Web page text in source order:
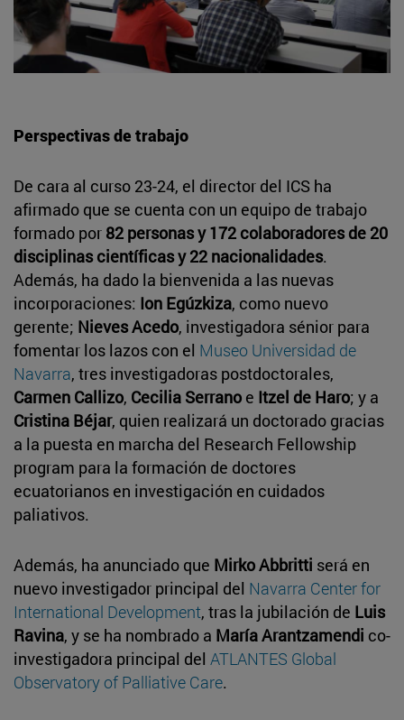
Perspectivas de trabajo
De cara al curso 23-24, el director del ICS ha
afirmado que se cuenta con un equipo de trabajo
formado por 82 personas y 172 colaboradores de 20
disciplinas científicas y 22 nacionalidades.
Además, ha dado la bienvenida a las nuevas
incorporaciones: Ion Egúzkiza, como nuevo
gerente; Nieves Acedo, investigadora sénior para
fomentar los lazos con el Museo Universidad de
Navarra, tres investigadoras postdoctorales,
Carmen Callizo, Cecilia Serrano e Itzel de Haro; y a
Cristina Béjar, quien realizará un doctorado gracias
a la puesta en marcha del Research Fellowship
program para la formación de doctores
ecuatorianos en investigación en cuidados
paliativos.
Además, ha anunciado que Mirko Abbritti será en
nuevo investigador principal del Navarra Center for
International Development, tras la jubilación de Luis
Ravina, y se ha nombrado a María Arantzamendi co-
investigadora principal del ATLANTES Global
Observatory of Palliative Care.